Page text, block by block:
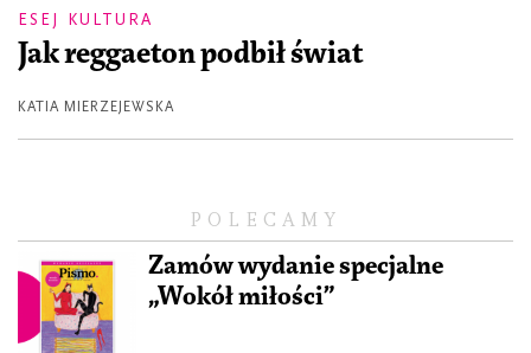
POLECAMY
Zamów wydanie specjalne
„Wokół miłości”
ESEJ KULTURA
Jak reggaeton podbił świat
KATIA MIERZEJEWSKA